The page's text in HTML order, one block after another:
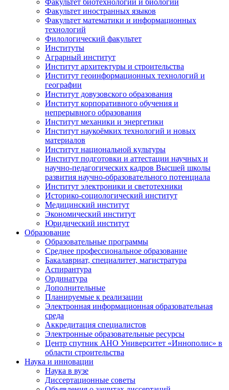
Факультет иностранных языков
Факультет математики и информационных
технологий
Филологический факультет
Институты
Аграрный институт
Институт архитектуры и строительства
Институт геоинформационных технологий и
географии
Институт довузовского образования
Институт корпоративного обучения и
непрерывного образования
Институт механики и энергетики
Институт наукоёмких технологий и новых
материалов
Институт национальной культуры
Институт подготовки и аттестации научных и
научно-педагогических кадров Высшей школы
развития научно-образовательного потенциала
Институт электроники и светотехники
Историко-социологический институт
Медицинский институт
Экономический институт
Юридический институт
Образование
Образовательные программы
Среднее профессиональное образование
Бакалавриат, специалитет, магистратура
Аспирантура
Ординатура
Дополнительные
Планируемые к реализации
Электронная информационная образовательная
среда
Аккредитация специалистов
Электронные образовательные ресурсы
Центр спутник АНО Университет «Иннополис» в
области строительства
Наука и инновации
Наука в вузе
Диссертационные советы